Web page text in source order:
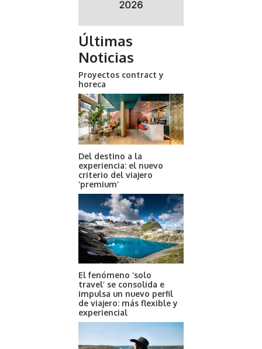
Últimas
Noticias
Proyectos contract y
horeca
Del destino a la
experiencia: el nuevo
criterio del viajero
‘premium’
El fenómeno ‘solo
travel’ se consolida e
impulsa un nuevo perfil
de viajero: más flexible y
experiencial